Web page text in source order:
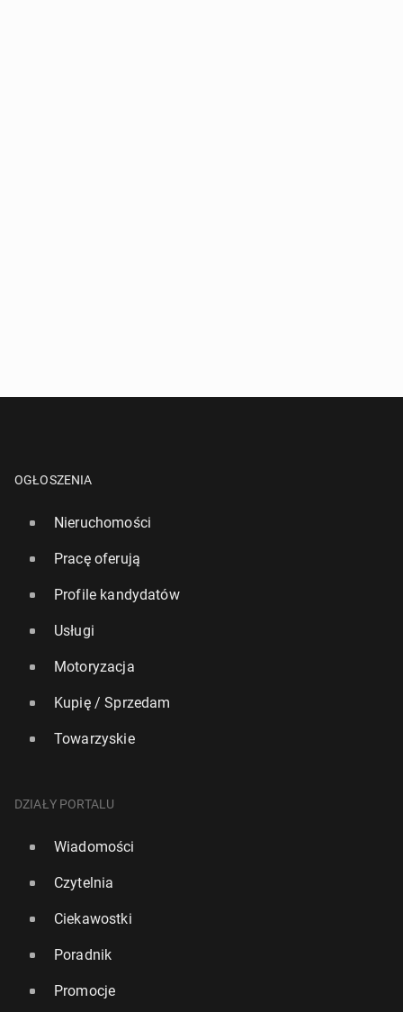
OGŁOSZENIA
Nieruchomości
Pracę oferują
Profile kandydatów
Usługi
Motoryzacja
Kupię / Sprzedam
Towarzyskie
DZIAŁY PORTALU
Wiadomości
Czytelnia
Ciekawostki
Poradnik
Promocje